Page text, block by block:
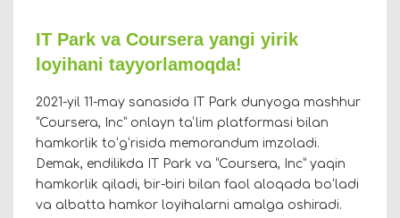
IT Park va Coursera yangi yirik
loyihani tayyorlamoqda!
2021-yil 11-may sanasida IT Park dunyoga mashhur
“Coursera, Inc” onlayn taʼlim platformasi bilan
hamkorlik toʻgʻrisida memorandum imzoladi.
Demak, endilikda IT Park va “Coursera, Inc” yaqin
hamkorlik qiladi, bir-biri bilan faol aloqada boʻladi
va albatta hamkor loyihalarni amalga oshiradi.